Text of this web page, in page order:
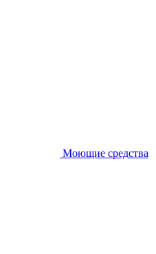
Моющие средства